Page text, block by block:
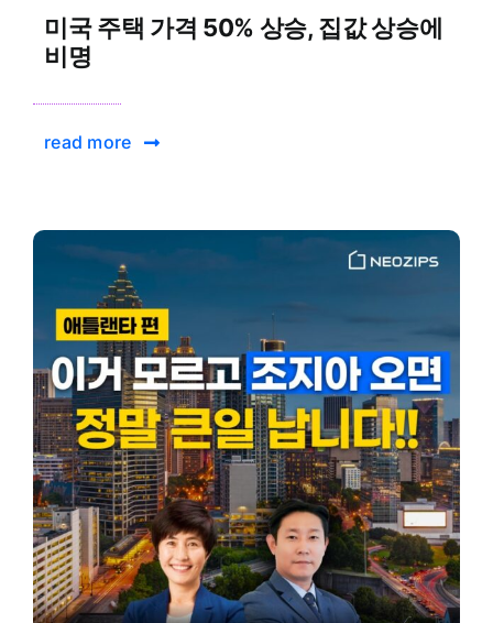
미국 주택 가격 50% 상승, 집값 상승에
비명
read more